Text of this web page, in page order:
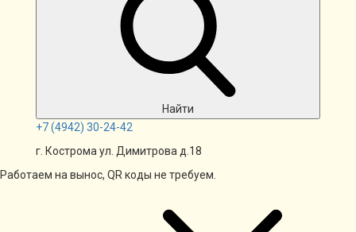
Найти
+7(4942) 30-24-42
г. Кострома ул. Димитрова д.18
Работаем на вынос, QR коды не требуем.